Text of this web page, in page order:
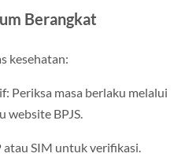
Berangkat
kesehatan:
Periksa masa berlaku melalui
website BPJS.
SIM untuk verifikasi.